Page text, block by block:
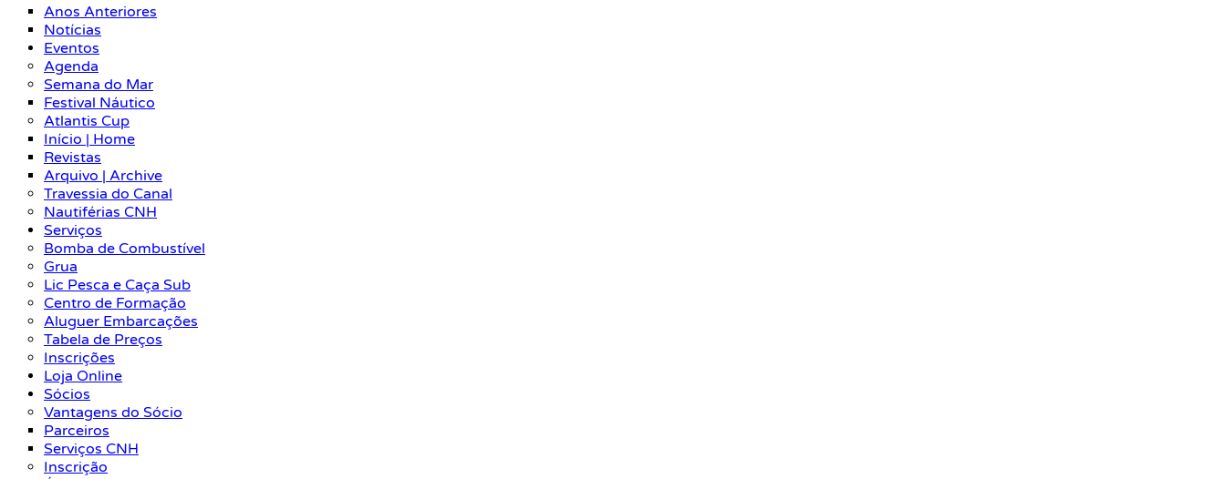
Anos Anteriores
Notícias
Eventos
Agenda
Semana do Mar
Festival Náutico
Atlantis Cup
Início | Home
Revistas
Arquivo | Archive
Travessia do Canal
Nautiférias CNH
Serviços
Bomba de Combustível
Grua
Lic Pesca e Caça Sub
Centro de Formação
Aluguer Embarcações
Tabela de Preços
Inscrições
Loja Online
Sócios
Vantagens do Sócio
Parceiros
Serviços CNH
Inscrição